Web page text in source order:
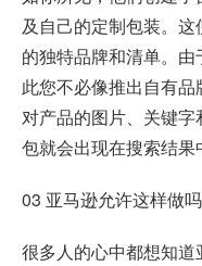
及自己的定制包装。
的独特品牌和清单。
此您不必像推出自有
对产品的图片、关键
包就会出现在搜索结果
03 亚马逊允许这样做
很多人的心中都想知